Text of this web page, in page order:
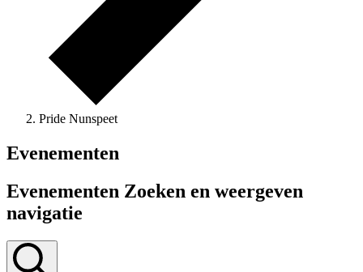
Pride Nunspeet
Evenementen
Evenementen Zoeken en weergeven
navigatie